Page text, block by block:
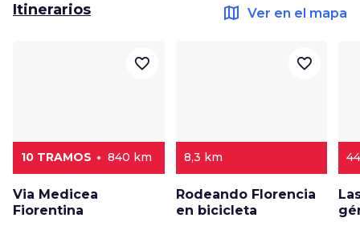
Itinerarios map Ver en el mapa
10 TRAMOS 840 km
Via Medicea
Fiorentina
favorite_border
8,3 km
Rodeando Florencia
en bicicleta
favorite_border